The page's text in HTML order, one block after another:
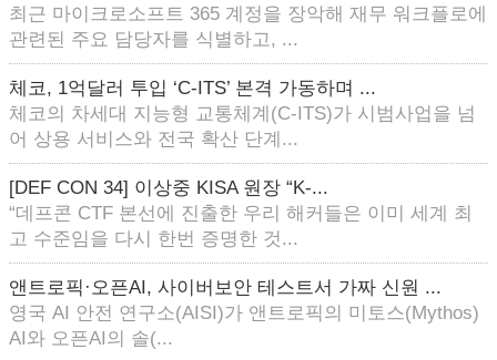
최근 마이크로소프트 365 계정을 장악해 재무 워크플로에
관련된 주요 담당자를 식별하고, ...
체코, 1억달러 투입 ‘C-ITS’ 본격 가동하며 ...
체코의 차세대 지능형 교통체계(C-ITS)가 시범사업을 넘
어 상용 서비스와 전국 확산 단계...
[DEF CON 34] 이상중 KISA 원장 “K-...
“데프콘 CTF 본선에 진출한 우리 해커들은 이미 세계 최
고 수준임을 다시 한번 증명한 것...
앤트로픽·오픈AI, 사이버보안 테스트서 가짜 신원 ...
영국 AI 안전 연구소(AISI)가 앤트로픽의 미토스(Mythos)
AI와 오픈AI의 솔(...